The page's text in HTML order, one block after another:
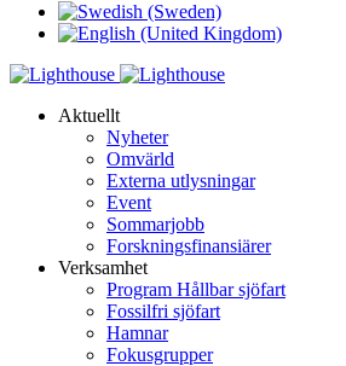
Aktuellt
Nyheter
Omvärld
Externa utlysningar
Event
Sommarjobb
Forskningsfinansiärer
Verksamhet
Program Hållbar sjöfart
Fossilfri sjöfart
Hamnar
Fokusgrupper